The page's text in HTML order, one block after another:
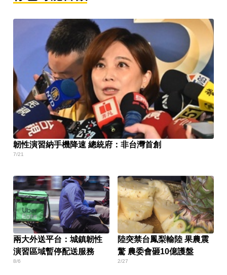
韌性演習納手機降速 總統府：非台灣首創
7/21
兩大外送平台：城鎮韌性
演習區域暫停配送服務
8/6
陸突禁台鳳梨輸陸 果農震
驚 農委會砸10億護盤
2/27